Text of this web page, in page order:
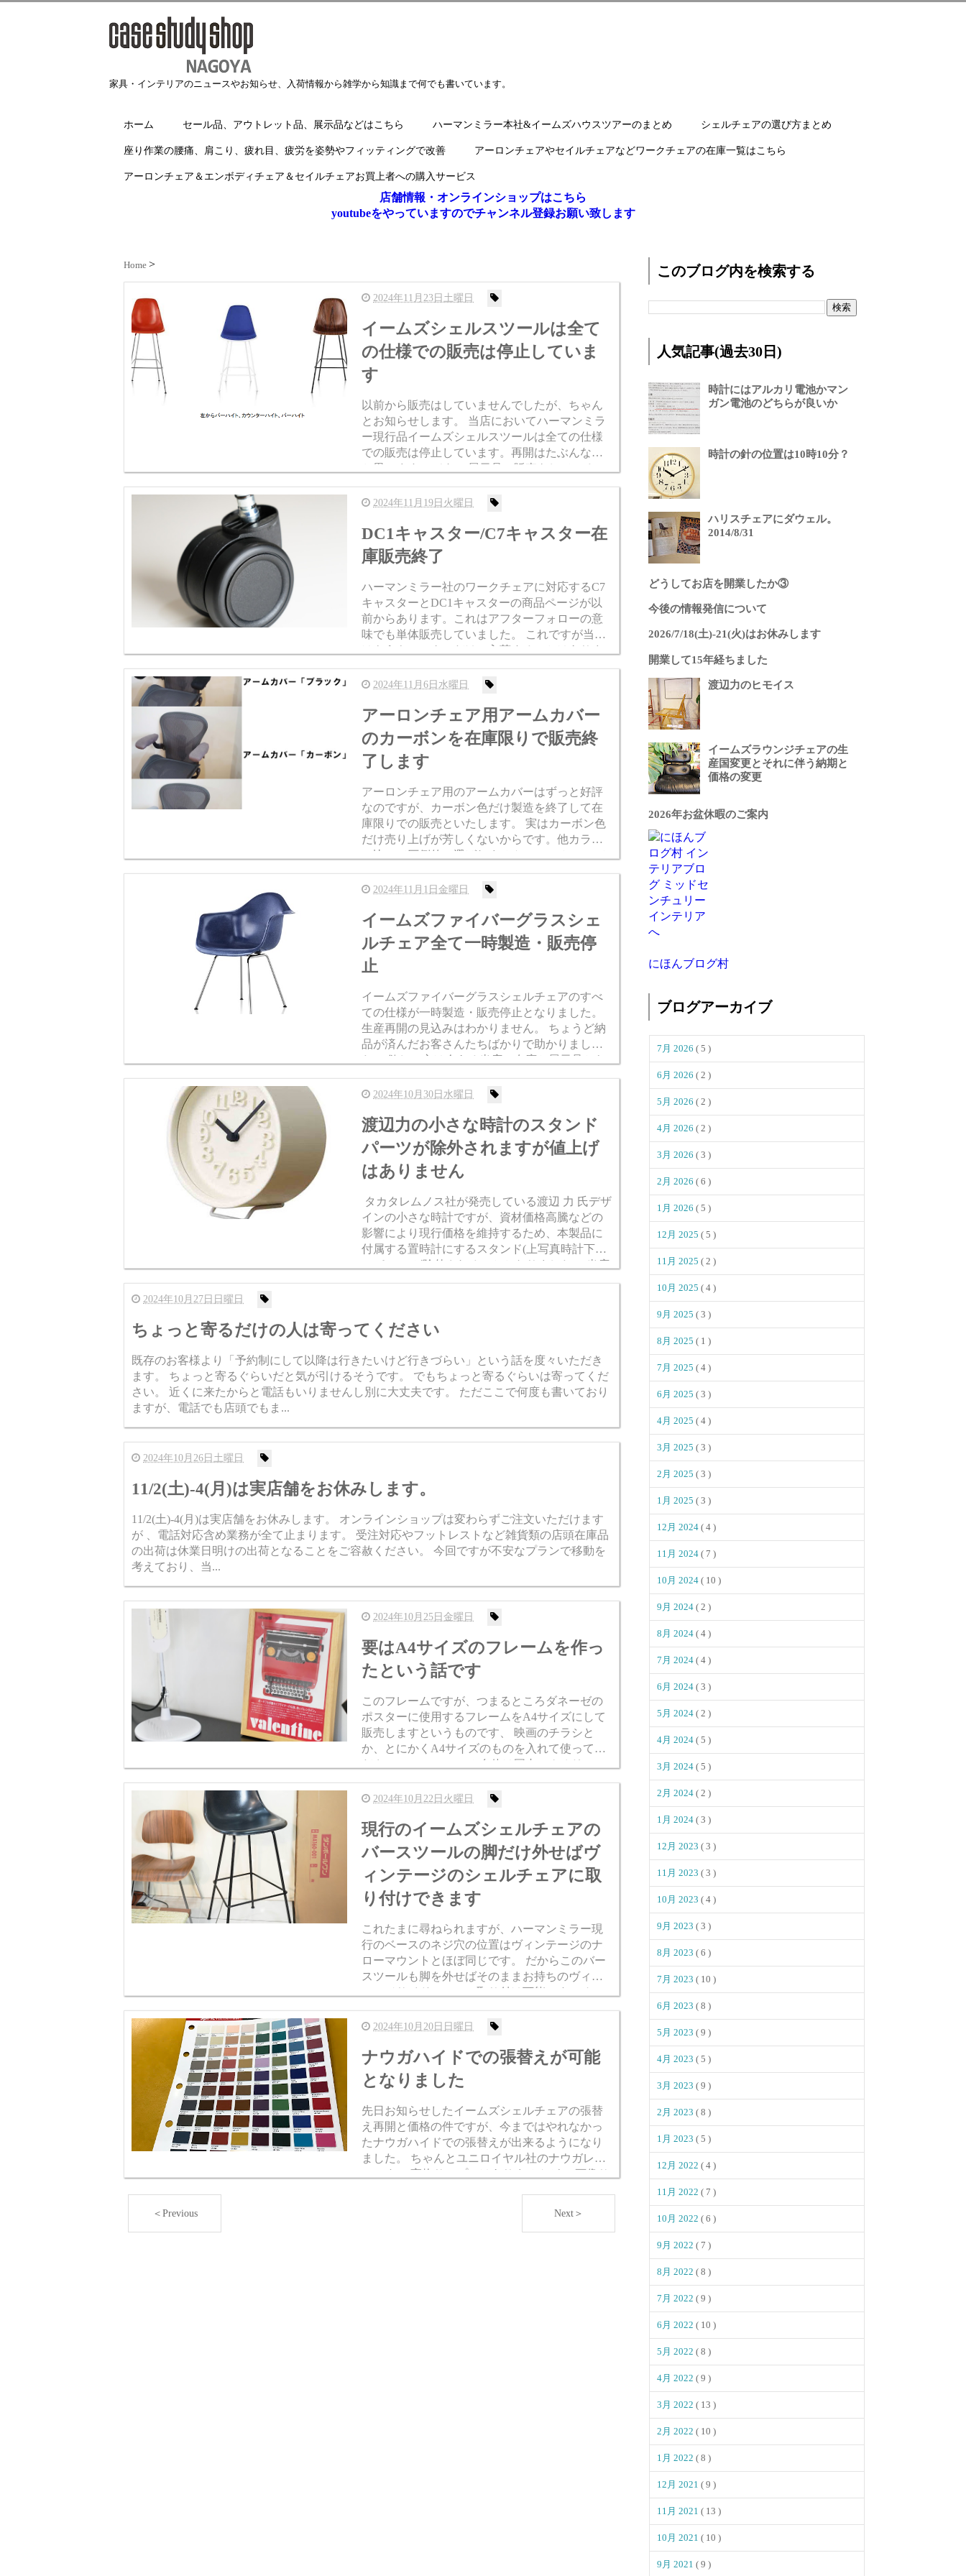
家具・インテリアのニュースやお知らせ、入荷情報から雑学から知識まで何でも書いています。
ホーム セール品、アウトレット品、展示品などはこちら ハーマンミラー本社&イームズハウスツアーのまとめ シェルチェアの選び方まとめ
座り作業の腰痛、肩こり、疲れ目、疲労を姿勢やフィッティングで改善 アーロンチェアやセイルチェアなどワークチェアの在庫一覧はこちら
アーロンチェア＆エンボディチェア＆セイルチェアお買上者への購入サービス
店舗情報・オンラインショップはこちら
youtubeをやっていますのでチャンネル登録お願い致します
Home
2024年11月23日土曜日
イームズシェルスツールは全て
の仕様での販売は停止していま
す
以前から販売はしていませんでしたが、ちゃん
とお知らせします。 当店においてハーマンミラ
ー現行品イームズシェルスツールは全ての仕様
での販売は停止しています。再開はたぶんない
と思います。 それで展示品の販売をしているの
ですが、全然これ売れません。 イームズプラス
チックサイドチェア ス...
2024年11月19日火曜日
DC1キャスター/C7キャスター在
庫販売終了
ハーマンミラー社のワークチェアに対応するC7
キャスターとDC1キャスターの商品ページが以
前からあります。これはアフターフォローの意
味でも単体販売していました。 これですが当店
はもうキャスターだけで入荷することはありま
せんので在庫限りで販売終了となります。 すぐ
に欲しかった人は下記...
2024年11月6日水曜日
アーロンチェア用アームカバー
のカーボンを在庫限りで販売終
了します
アーロンチェア用のアームカバーはずっと好評
なのですが、カーボン色だけ製造を終了して在
庫限りでの販売といたします。 実はカーボン色
だけ売り上げが芳しくないからです。他カラー
に比べて圧倒的に選ばれません・・・ といって
も在庫はまだ大量にあるので全然これからも販
売は続けます。 でも物件...
2024年11月1日金曜日
イームズファイバーグラスシェ
ルチェア全て一時製造・販売停
止
イームズファイバーグラスシェルチェアのすべ
ての仕様が一時製造・販売停止となりました。
生産再開の見込みはわかりません。 ちょうど納
品が済んだお客さんたちばかりで助かりまし
た。 欲しい方は今ある当店の在庫か展示品から
お選びください。 ※下記に各種在庫展示品のリ
ンクを貼りましたのでお...
2024年10月30日水曜日
渡辺力の小さな時計のスタンド
パーツが除外されますが値上げ
はありません
タカタレムノス社が発売している渡辺 力 氏デザ
インの小さな時計ですが、資材価格高騰などの
影響により現行価格を維持するため、本製品に
付属する置時計にするスタンド(上写真時計下部
のパーツ)が除外されることとなりました。 当店
も現在庫まではスタンドが付きますので欲しい
2024年10月27日日曜日
ちょっと寄るだけの人は寄ってください
既存のお客様より「予約制にして以降は行きたいけど行きづらい」という話を度々いただき
ます。 ちょっと寄るぐらいだと気が引けるそうです。 でもちょっと寄るぐらいは寄ってくだ
さい。 近くに来たからと電話もいりませんし別に大丈夫です。 ただここで何度も書いており
ますが、電話でも店頭でもま...
2024年10月26日土曜日
11/2(土)-4(月)は実店舗をお休みします。
11/2(土)-4(月)は実店舗をお休みします。 オンラインショップは変わらずご注文いただけます
が 、電話対応含め業務が全て止まります。 受注対応やフットレストなど雑貨類の店頭在庫品
の出荷は休業日明けの出荷となることをご容赦ください。 今回ですが不安なプランで移動を
考えており、当...
2024年10月25日金曜日
要はA4サイズのフレームを作っ
たという話です
このフレームですが、つまるところダネーゼの
ポスターに使用するフレームをA4サイズにして
販売しますというものです、 映画のチラシと
か、とにかくA4サイズのものを入れて使ってく
ださい。 このフレーム自体は国内でクオリティ
の高い仕上がりをしているのが売りですが、そ
れだけでは弱いのでオリ...
2024年10月22日火曜日
現行のイームズシェルチェアの
バースツールの脚だけ外せばヴ
ィンテージのシェルチェアに取
り付けできます
これたまに尋ねられますが、ハーマンミラー現
行のベースのネジ穴の位置はヴィンテージのナ
ローマウントとほぼ同じです。 だからこのバー
スツールも脚を外せばそのままお持ちのヴィン
テージサイドシェルに取り付け可能です。 トル
クスレンチが必要なのでご注意ください。(T28
ですがT27でもOK...
2024年10月20日日曜日
ナウガハイドでの張替えが可能
となりました
先日お知らせしたイームズシェルチェアの張替
え再開と価格の件ですが、今まではやれなかっ
たナウガハイドでの張替えが出来るようになり
ました。 ちゃんとユニロイヤル社のナウガレザ
ーです。 実物サンプルはありませんが。(画像サ
＜Previous Next＞
このブログ内を検索する
人気記事(過去30日)
時計にはアルカリ電池かマン
ガン電池のどちらが良いか
時計の針の位置は10時10分？
ハリスチェアにダウェル。
2014/8/31
どうしてお店を開業したか③
今後の情報発信について
2026/7/18(土)-21(火)はお休みします
開業して15年経ちました
渡辺力のヒモイス
イームズラウンジチェアの生
産国変更とそれに伴う納期と
価格の変更
2026年お盆休暇のご案内
にほんブログ村
ブログアーカイブ
7月 2026 ( 5 )
6月 2026 ( 2 )
5月 2026 ( 2 )
4月 2026 ( 2 )
3月 2026 ( 3 )
2月 2026 ( 6 )
1月 2026 ( 5 )
12月 2025 ( 5 )
11月 2025 ( 2 )
10月 2025 ( 4 )
9月 2025 ( 3 )
8月 2025 ( 1 )
7月 2025 ( 4 )
6月 2025 ( 3 )
4月 2025 ( 4 )
3月 2025 ( 3 )
2月 2025 ( 3 )
1月 2025 ( 3 )
12月 2024 ( 4 )
11月 2024 ( 7 )
10月 2024 ( 10 )
9月 2024 ( 2 )
8月 2024 ( 4 )
7月 2024 ( 4 )
6月 2024 ( 3 )
5月 2024 ( 2 )
4月 2024 ( 5 )
3月 2024 ( 5 )
2月 2024 ( 2 )
1月 2024 ( 3 )
12月 2023 ( 3 )
11月 2023 ( 3 )
10月 2023 ( 4 )
9月 2023 ( 3 )
8月 2023 ( 6 )
7月 2023 ( 10 )
6月 2023 ( 8 )
5月 2023 ( 9 )
4月 2023 ( 5 )
3月 2023 ( 9 )
2月 2023 ( 8 )
1月 2023 ( 5 )
12月 2022 ( 4 )
11月 2022 ( 7 )
10月 2022 ( 6 )
9月 2022 ( 7 )
8月 2022 ( 8 )
7月 2022 ( 9 )
6月 2022 ( 10 )
5月 2022 ( 8 )
4月 2022 ( 9 )
3月 2022 ( 13 )
2月 2022 ( 10 )
1月 2022 ( 8 )
12月 2021 ( 9 )
11月 2021 ( 13 )
10月 2021 ( 10 )
9月 2021 ( 9 )